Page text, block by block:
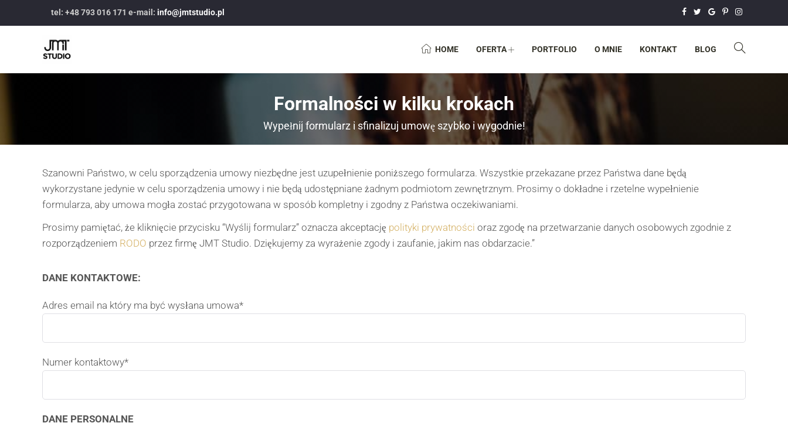
tel: +48 793 016 171 e-mail: info@jmtstudio.pl
HOME OFERTA PORTFOLIO O MNIE KONTAKT BLOG
Formalności w kilku krokach
Wypełnij formularz i sfinalizuj umowę szybko i wygodnie!
Szanowni Państwo, w celu sporządzenia umowy niezbędne jest uzupełnienie poniższego formularza. Wszystkie przekazane przez Państwa dane będą
wykorzystane jedynie w celu sporządzenia umowy i nie będą udostępniane żadnym podmiotom zewnętrznym. Prosimy o dokładne i rzetelne wypełnienie
formularza, aby umowa mogła zostać przygotowana w sposób kompletny i zgodny z Państwa oczekiwaniami.
Prosimy pamiętać, że kliknięcie przycisku “Wyślij formularz” oznacza akceptację polityki prywatności oraz zgodę na przetwarzanie danych osobowych zgodnie z
rozporządzeniem RODO przez firmę JMT Studio. Dziękujemy za wyrażenie zgody i zaufanie, jakim nas obdarzacie.”
DANE KONTAKTOWE:
Adres email na który ma być wysłana umowa*
Numer kontaktowy*
DANE PERSONALNE